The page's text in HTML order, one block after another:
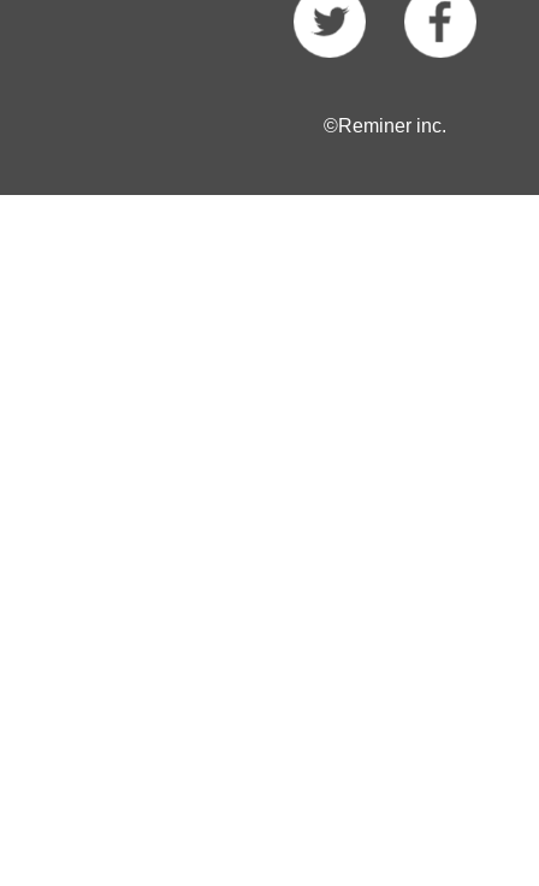
©Reminer inc.